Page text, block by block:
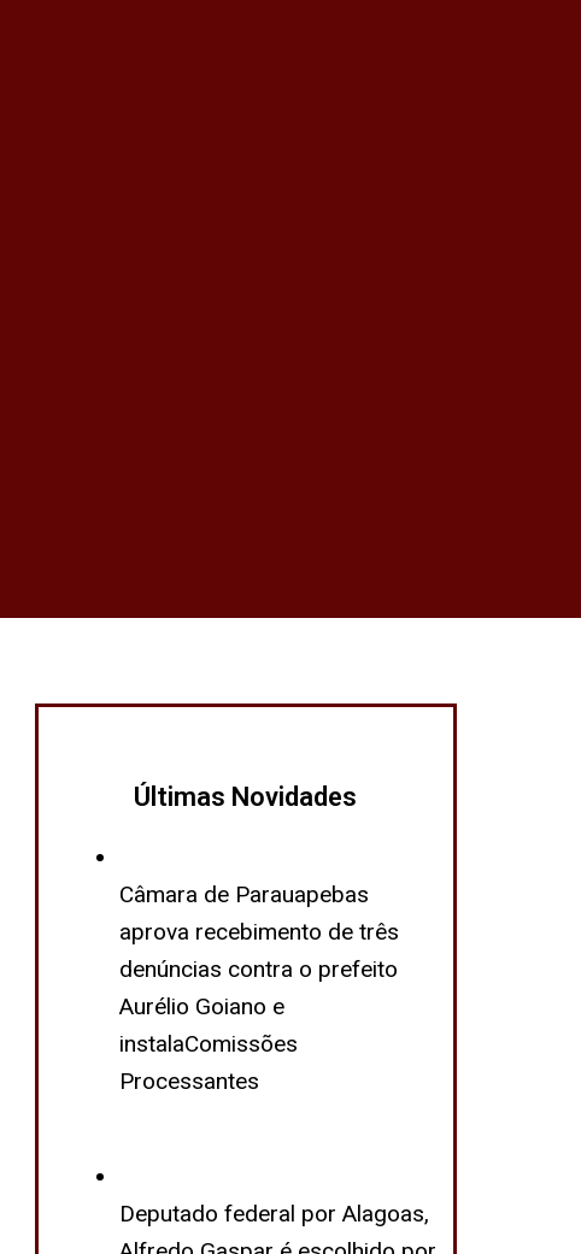
Últimas Novidades
Câmara de Parauapebas
aprova recebimento de três
denúncias contra o prefeito
Aurélio Goiano e
instalaComissões
Processantes
Deputado federal por Alagoas,